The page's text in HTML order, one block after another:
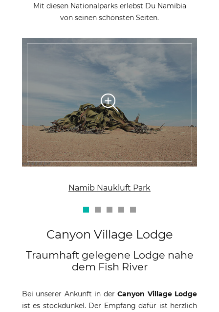
Mit diesen Nationalparks erlebst Du Namibia
von seinen schönsten Seiten.
Namib Naukluft Park
Canyon Village Lodge
Traumhaft gelegene Lodge nahe
dem Fish River
Bei unserer Ankunft in derCanyon Village Lodge
ist es stockdunkel. Der Empfang dafür ist herzlich